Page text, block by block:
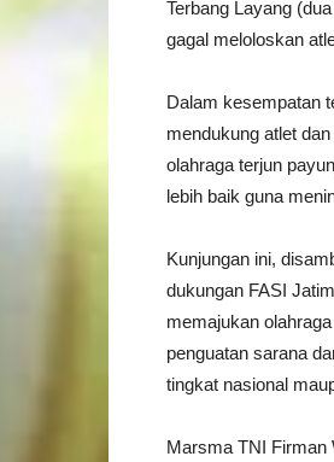
Terbang Layang
gagal meloloskan
Dalam kesempatan
mendukung atlet
olahraga terjun
lebih baik guna
Kunjungan ini,
dukungan FASI
memajukan
penguatan sarana
tingkat nasional
Marsma TNI Firman